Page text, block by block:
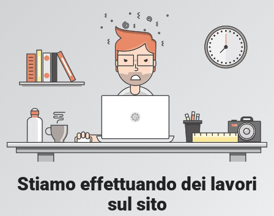
Stiamo effettuando dei lavori
sul sito